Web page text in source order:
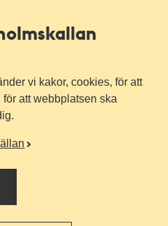
vi kakor, cookies, för att
att webbplatsen ska